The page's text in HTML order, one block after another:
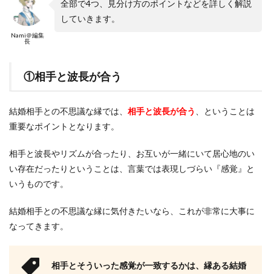
Nami＠編集
長
全部で4つ、見分け方のポイントなどを詳しく解説
していきます。
①相手と波長が合う
結婚相手との不思議な縁では、 相手と波長が合う
、ということは
重要なポイントとなります。
相手と波長やリズムが合ったり、お互いが一緒にいて居心地のい
い存在だったりということは、言葉では表現しづらい『感覚』と
いうものです。
結婚相手との不思議な縁に気付きたいなら、これが非常に大事に
なってきます。
相手とそういった感覚が一致するかは、縁ある結婚